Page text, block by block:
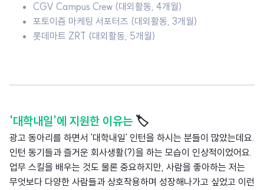
CGV Campus Crew (대외활동, 4개월)
포토이즘 마케팅 서포터즈 (대외활동, 3개월)
롯데마트 ZRT (대외활동, 5개월)
'대학내일'에 지원한 이유는 🏷️
광고 동아리를 하면서 '대학내일' 인턴을 하시는 분들이 많았는데요.
인턴 동기들과 즐거운 회사생활(?)을 하는 모습이 인상적이었어요.
업무 스킬을 배우는 것도 물론 중요하지만, 사람을 좋아하는 저는
무엇보다 다양한 사람들과 상호작용하며 성장해나가고 싶었고 이런